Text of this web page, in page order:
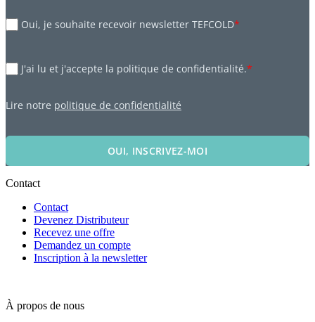
Oui, je souhaite recevoir newsletter TEFCOLD*
J'ai lu et j'accepte la politique de confidentialité.*
Lire notre politique de confidentialité
OUI, INSCRIVEZ-MOI
Contact
Contact
Devenez Distributeur
Recevez une offre
Demandez un compte
Inscription à la newsletter
À propos de nous